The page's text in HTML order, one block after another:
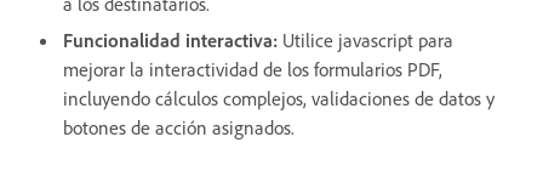
Funcionalidad interactiva: Utilice javascript para
mejorar la interactividad de los formularios PDF,
incluyendo cálculos complejos, validaciones de datos y
botones de acción asignados.